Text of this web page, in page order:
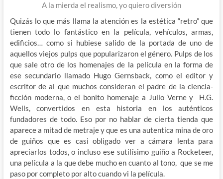
A la mierda el realismo, yo quiero diversión
Quizás lo que más llama la atención es la estética “retro” que
tienen todo lo fantástico en la película, vehículos, armas,
edificios… como si hubiese salido de la portada de uno de
aquellos viejos pulps que popularizaron el género. Pulps de los
que sale otro de los homenajes de la película en la forma de
ese secundario llamado Hugo Gernsback, como el editor y
escritor de al que muchos consideran el padre de la ciencia-
ficción moderna, o el bonito homenaje a Julio Verne y H.G.
Wells, convertidos en esta historia en los auténticos
fundadores de todo. Eso por no hablar de cierta tienda que
aparece a mitad de metraje y que es una autentica mina de oro
de guiños que es casi obligado ver a cámara lenta para
apreciarlos todos, o incluso ese sutilísimo guiño a Rocketeer,
una película a la que debe mucho en cuanto al tono, que se me
paso por completo por alto cuando vi la película.